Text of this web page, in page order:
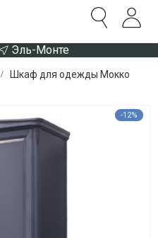
Эль-Монте
Шкаф для одежды Мокко
-12%